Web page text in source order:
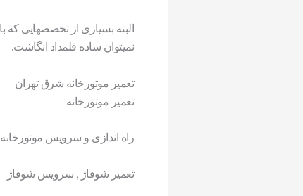
البته بسیاری از تخصصهایی که
نمیتوان ساده قلمداد انگاشت.
تعمیر موتورخانه شرق تهران
تعمیر موتورخانه
راه اندازی و سرویس موتورخانه
تعمیر شوفاژ , سرویس شوفاژ